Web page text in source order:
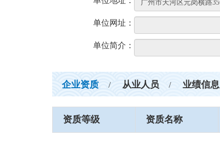
单位网址：
单位简介：
企业资质 / 从业人员 / 业绩信息
资质等级 资质名称